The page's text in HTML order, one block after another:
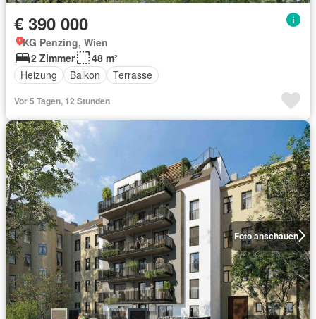
€ 390 000
KG Penzing, Wien
2 Zimmer
48 m²
Heizung
Balkon Terrasse
Vor 5 Tagen, 12 Stunden
Foto anschauen